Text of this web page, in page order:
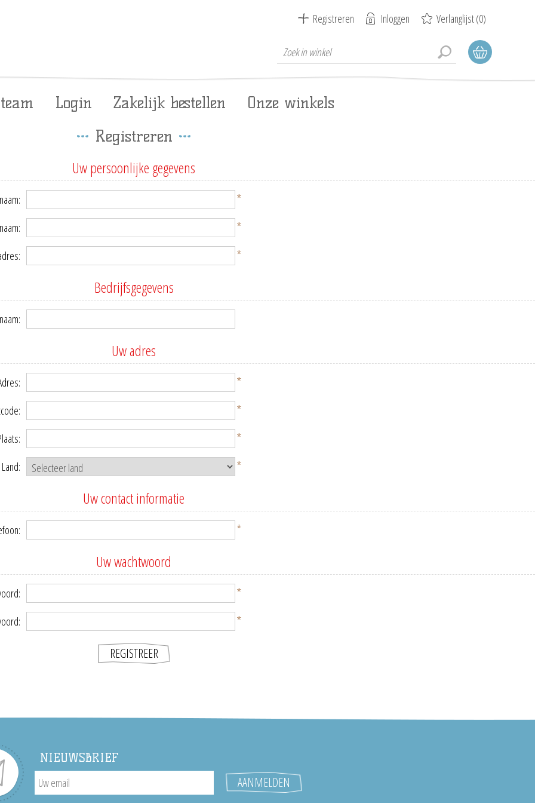
Registreren Inloggen Verlanglijst(0)
Login Zakelijk bestellen
Onze winkels
Registreren
Uw persoonlijke gegevens
*
*
*
Bedrijfsgegevens
Uw adres
*
*
*
Land:
*
Uw contact informatie
*
Uw wachtwoord
*
*
NIEUWSBRIEF